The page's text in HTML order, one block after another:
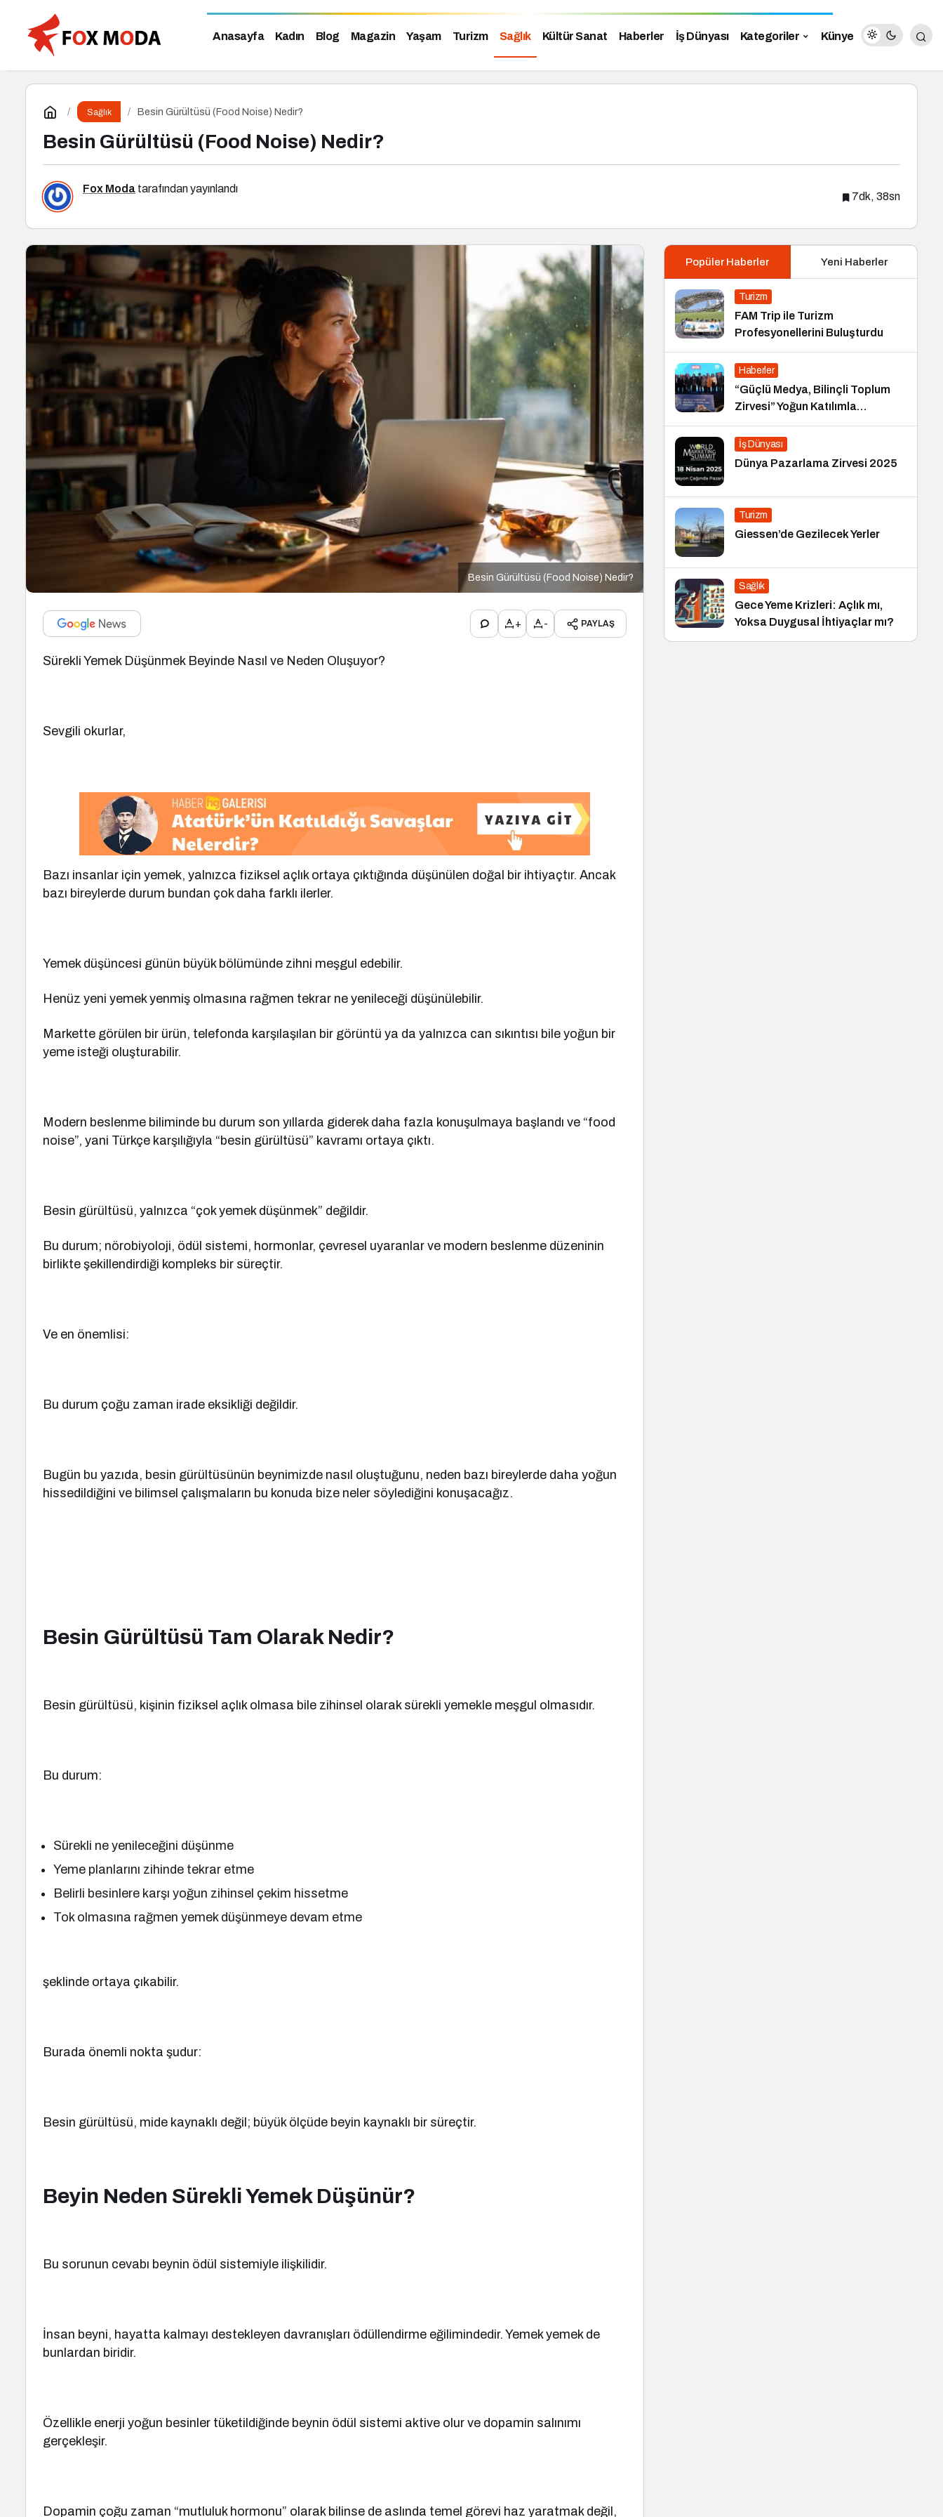
Anasayfa Kadın Blog Magazin Yaşam Turizm Sağlık Kültür Sanat Haberler İş Dünyası Kategoriler Künye
Sağlık Besin Gürültüsü (Food Noise) Nedir?
Besin Gürültüsü (Food Noise) Nedir?
Fox Moda tarafından yayınlandı
7dk, 38sn
Besin Gürültüsü (Food Noise) Nedir?
+ - PAYLAŞ
Sürekli Yemek Düşünmek Beyinde Nasıl ve Neden Oluşuyor?
Sevgili okurlar,
Bazı insanlar için yemek, yalnızca fiziksel açlık ortaya çıktığında düşünülen doğal bir ihtiyaçtır. Ancak
bazı bireylerde durum bundan çok daha farklı ilerler.
Yemek düşüncesi günün büyük bölümünde zihni meşgul edebilir.
Henüz yeni yemek yenmiş olmasına rağmen tekrar ne yenileceği düşünülebilir.
Markette görülen bir ürün, telefonda karşılaşılan bir görüntü ya da yalnızca can sıkıntısı bile yoğun bir
yeme isteği oluşturabilir.
Modern beslenme biliminde bu durum son yıllarda giderek daha fazla konuşulmaya başlandı ve “food
noise”, yani Türkçe karşılığıyla “besin gürültüsü” kavramı ortaya çıktı.
Besin gürültüsü, yalnızca “çok yemek düşünmek” değildir.
Bu durum; nörobiyoloji, ödül sistemi, hormonlar, çevresel uyaranlar ve modern beslenme düzeninin
birlikte şekillendirdiği kompleks bir süreçtir.
Ve en önemlisi:
Bu durum çoğu zaman irade eksikliği değildir.
Bugün bu yazıda, besin gürültüsünün beynimizde nasıl oluştuğunu, neden bazı bireylerde daha yoğun
hissedildiğini ve bilimsel çalışmaların bu konuda bize neler söylediğini konuşacağız.
Besin Gürültüsü Tam Olarak Nedir?
Besin gürültüsü, kişinin fiziksel açlık olmasa bile zihinsel olarak sürekli yemekle meşgul olmasıdır.
Bu durum:
Sürekli ne yenileceğini düşünme
Yeme planlarını zihinde tekrar etme
Belirli besinlere karşı yoğun zihinsel çekim hissetme
Tok olmasına rağmen yemek düşünmeye devam etme
şeklinde ortaya çıkabilir.
Burada önemli nokta şudur:
Besin gürültüsü, mide kaynaklı değil; büyük ölçüde beyin kaynaklı bir süreçtir.
Beyin Neden Sürekli Yemek Düşünür?
Bu sorunun cevabı beynin ödül sistemiyle ilişkilidir.
İnsan beyni, hayatta kalmayı destekleyen davranışları ödüllendirme eğilimindedir. Yemek yemek de
bunlardan biridir.
Özellikle enerji yoğun besinler tüketildiğinde beynin ödül sistemi aktive olur ve dopamin salınımı
gerçekleşir.
Dopamin çoğu zaman “mutluluk hormonu” olarak bilinse de aslında temel görevi haz yaratmak değil,
Popüler Haberler Yeni Haberler
Turizm
FAM Trip ile Turizm
Profesyonellerini Buluşturdu
Haberler
“Güçlü Medya, Bilinçli Toplum
Zirvesi” Yoğun Katılımla
Gerçekleşti
İş Dünyası
Dünya Pazarlama Zirvesi 2025
Turizm
Giessen’de Gezilecek Yerler
Sağlık
Gece Yeme Krizleri: Açlık mı,
Yoksa Duygusal İhtiyaçlar mı?